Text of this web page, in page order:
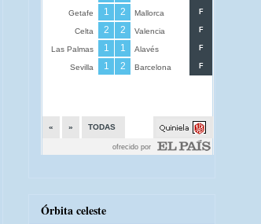
Órbita celeste